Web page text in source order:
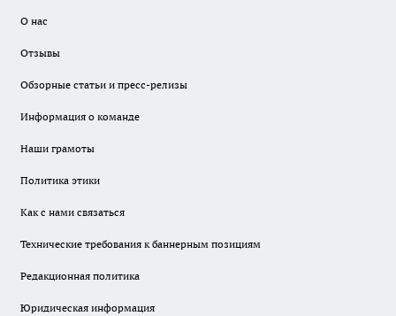
О нас
Отзывы
Обзорные статьи и пресс-релизы
Информация о команде
Наши грамоты
Политика этики
Как с нами связаться
Технические требования к баннерным позициям
Редакционная политика
Юридическая информация